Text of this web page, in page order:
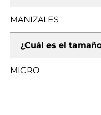
MANIZALES
¿Cuál es el
MICRO